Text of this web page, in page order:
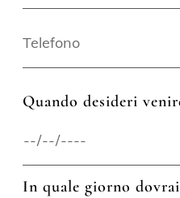
Quando desideri
In quale giorno